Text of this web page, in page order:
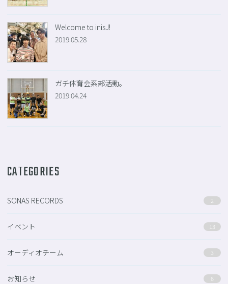
Welcome to inisJ!
2019.05.28
ガチ体育会系部活動。
2019.04.24
CATEGORIES
SONAS RECORDS 2
イベント 13
オーディオチーム 3
お知らせ 6